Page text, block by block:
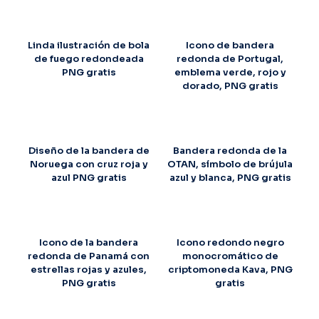
Linda ilustración de bola
de fuego redondeada
PNG gratis
Icono de bandera
redonda de Portugal,
emblema verde, rojo y
dorado, PNG gratis
Diseño de la bandera de
Noruega con cruz roja y
azul PNG gratis
Bandera redonda de la
OTAN, símbolo de brújula
azul y blanca, PNG gratis
Icono de la bandera
redonda de Panamá con
estrellas rojas y azules,
PNG gratis
Icono redondo negro
monocromático de
criptomoneda Kava, PNG
gratis